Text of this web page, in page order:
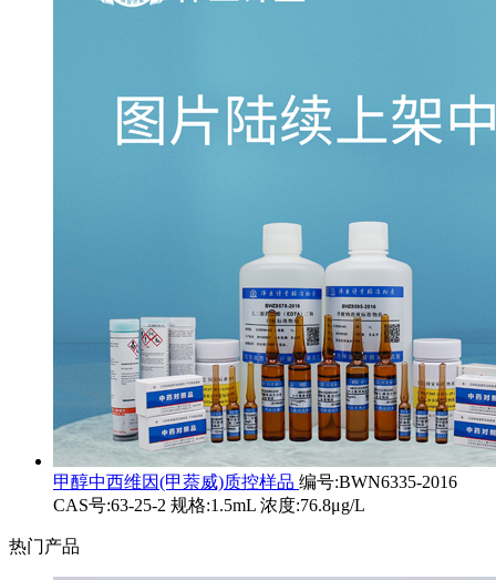
甲醇中西维因(甲萘威)质控样品 编号:BWN6335-2016
CAS号:63-25-2 规格:1.5mL 浓度:76.8μg/L
热门产品